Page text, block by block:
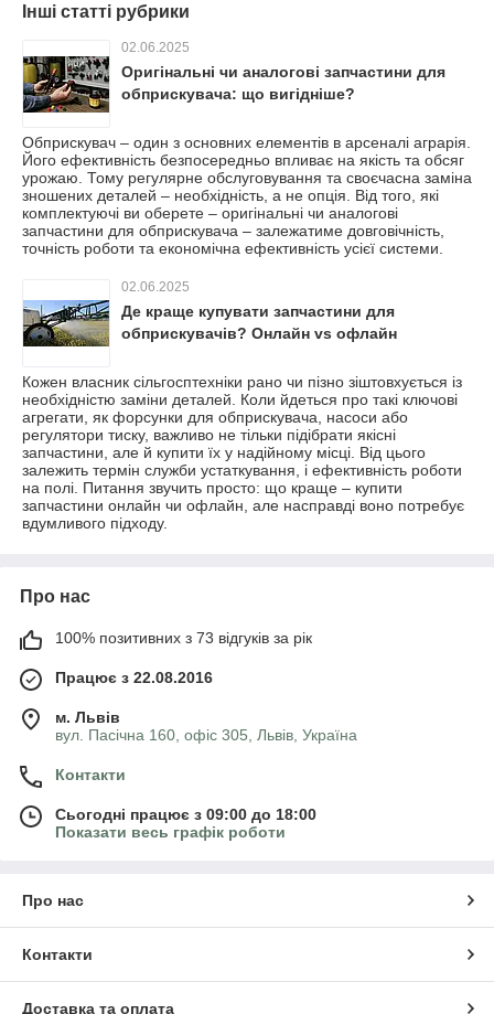
Інші статті рубрики
02.06.2025
Оригінальні чи аналогові запчастини для
обприскувача: що вигідніше?
Обприскувач – один з основних елементів в арсеналі аграрія.
Його ефективність безпосередньо впливає на якість та обсяг
урожаю. Тому регулярне обслуговування та своєчасна заміна
зношених деталей – необхідність, а не опція. Від того, які
комплектуючі ви оберете – оригінальні чи аналогові
запчастини для обприскувача – залежатиме довговічність,
точність роботи та економічна ефективність усієї системи.
02.06.2025
Де краще купувати запчастини для
обприскувачів? Онлайн vs офлайн
Кожен власник сільгосптехніки рано чи пізно зіштовхується із
необхідністю заміни деталей. Коли йдеться про такі ключові
агрегати, як форсунки для обприскувача, насоси або
регулятори тиску, важливо не тільки підібрати якісні
запчастини, але й купити їх у надійному місці. Від цього
залежить термін служби устаткування, і ефективність роботи
на полі. Питання звучить просто: що краще – купити
запчастини онлайн чи офлайн, але насправді воно потребує
вдумливого підходу.
Про нас
100% позитивних з 73 відгуків за рік
Працює з 22.08.2016
м. Львів
вул. Пасічна 160, офіс 305, Львів, Україна
Контакти
Сьогодні працює з 09:00 до 18:00
Показати весь графік роботи
Про нас
Контакти
Доставка та оплата